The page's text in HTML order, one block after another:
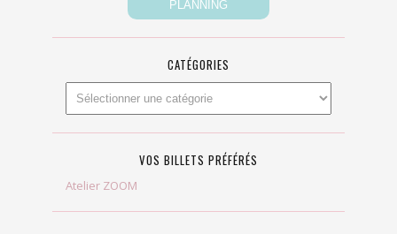
CATÉGORIES
VOS BILLETS PRÉFÉRÉS
Atelier ZOOM